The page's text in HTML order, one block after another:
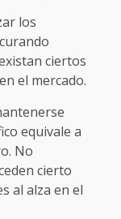
los
ciertos
el mercado.
equivale a
No
cierto
al alza en el